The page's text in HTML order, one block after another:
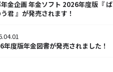
金企画 年金ソフト 2026年度版『 ば
君 』が発売されます！
年度版年金図書が発売されました！